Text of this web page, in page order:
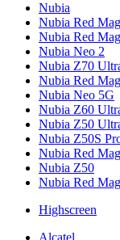
Nubia
Nubia Red
Nubia Red
Nubia Neo 2
Nubia Z70
Nubia Red
Nubia Neo 5G
Nubia Z60
Nubia Z50
Nubia Z50S
Nubia Red
Nubia Z50
Nubia Red
Highscreen
Alcatel